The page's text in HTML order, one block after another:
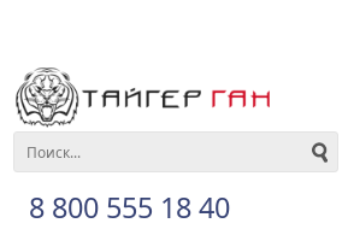
8 800 555 18 40